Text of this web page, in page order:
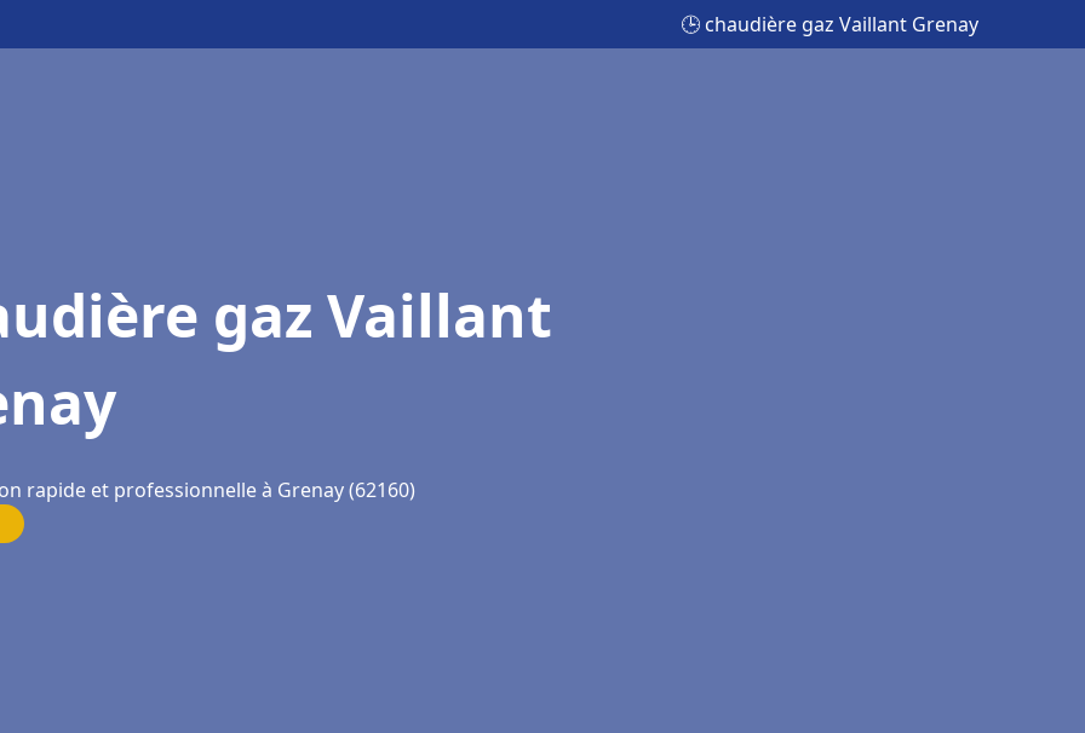
🕒 chaudière gaz Vaillant Grenay
gaz Vaillant
rapide et professionnelle à Grenay (62160)